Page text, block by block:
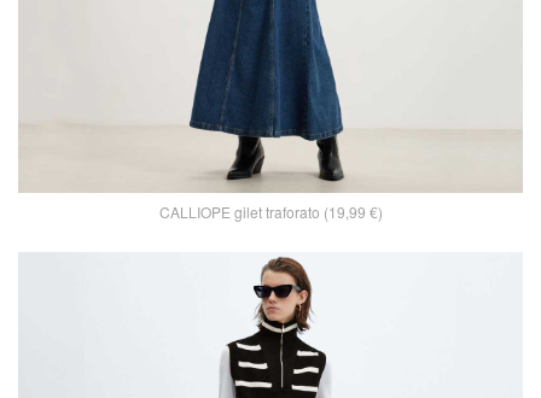
CALLIOPE gilet traforato (19,99 €)